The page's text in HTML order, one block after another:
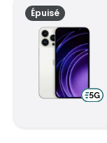
Épuisé